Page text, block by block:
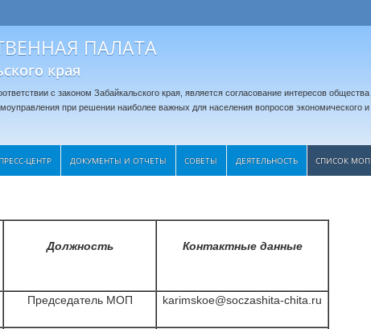
ПАЛАТА
края
с законом Забайкальского края, является согласование интересов общества
при решении наиболее важных для населения вопросов экономического и
ПРЕСС-ЦЕНТР ДОКУМЕНТЫ И ОТЧЕТЫ CОВЕТЫ ДЕЯТЕЛЬНОСТЬ СПИСОК МОП
Должность Контактные данные
Председатель МОП karimskoe@soczashita-chita.ru